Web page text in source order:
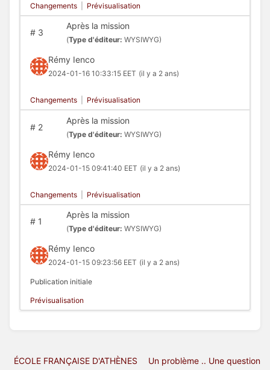
Changements Prévisualisation
#3
Après la mission
(Type d'éditeur: WYSIWYG)
Rémy Ienco
2024-01-16 10:33:15 EET (il y a 2 ans)
Changements Prévisualisation
#2
Après la mission
(Type d'éditeur: WYSIWYG)
Rémy Ienco
2024-01-15 09:41:40 EET (il y a 2 ans)
Changements Prévisualisation
#1
Après la mission
(Type d'éditeur: WYSIWYG)
Rémy Ienco
2024-01-15 09:23:56 EET (il y a 2 ans)
Publication initiale
Prévisualisation
ÉCOLE FRANÇAISE D'ATHÈNES
Un problème .. Une question